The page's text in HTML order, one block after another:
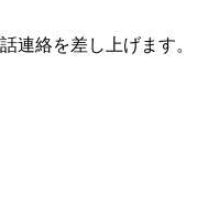
連絡を差し上げます。